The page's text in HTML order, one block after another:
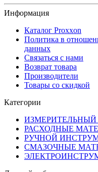
Информация
Каталог Proxxon
Политика в
данных
Связаться с нами
Возврат товара
Производители
Товары со скидкой
Категории
РАСХОДНЫЕ
РУЧНОЙ
СМАЗОЧНЫЕ